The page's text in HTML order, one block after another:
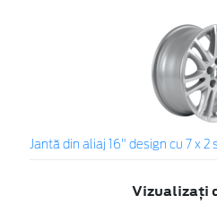
Jantă din aliaj 16" design cu 7 x 2
Vizualizați